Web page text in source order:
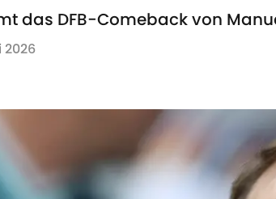
das DFB-Comeback von
2026